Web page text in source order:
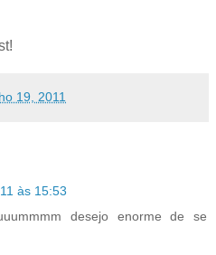
19, 2011
às 15:53
desejo enorme de se